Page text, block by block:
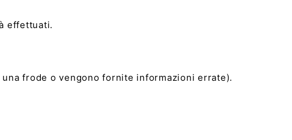
effettuati.
frode o vengono fornite informazioni errate).